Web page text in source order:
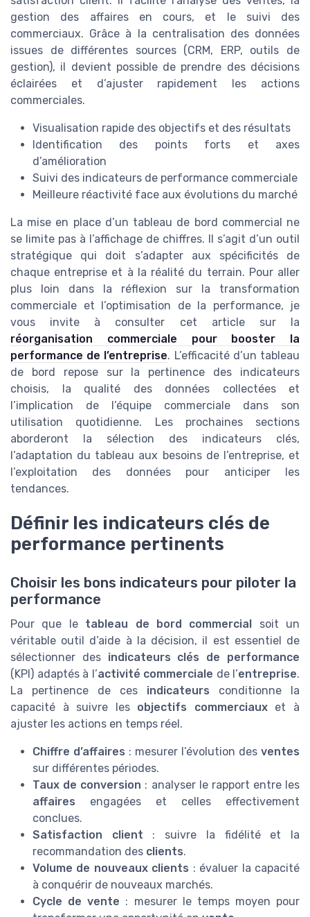
gestion des affaires en cours, et le suivi des
commerciaux. Grâce à la centralisation des données
issues de différentes sources (CRM, ERP, outils de
gestion), il devient possible de prendre des décisions
éclairées et d’ajuster rapidement les actions
commerciales.
Visualisation rapide des objectifs et des résultats
Identification des points forts et axes
d’amélioration
Suivi des indicateurs de performance commerciale
Meilleure réactivité face aux évolutions du marché
La mise en place d’un tableau de bord commercial ne
se limite pas à l’affichage de chiffres. Il s’agit d’un outil
stratégique qui doit s’adapter aux spécificités de
chaque entreprise et à la réalité du terrain. Pour aller
plus loin dans la réflexion sur la transformation
commerciale et l’optimisation de la performance, je
vous invite à consulter cet article sur la
réorganisation commerciale pour booster la
performance de l’entreprise. L’efficacité d’un tableau
de bord repose sur la pertinence des indicateurs
choisis, la qualité des données collectées et
l’implication de l’équipe commerciale dans son
utilisation quotidienne. Les prochaines sections
aborderont la sélection des indicateurs clés,
l’adaptation du tableau aux besoins de l’entreprise, et
l’exploitation des données pour anticiper les
tendances.
Définir les indicateurs clés de
performance pertinents
Choisir les bons indicateurs pour piloter la
performance
Pour que le tableau de bord commercial
soit un
véritable outil d’aide à la décision, il est essentiel de
sélectionner des indicateurs clés de performance
(KPI) adaptés à l’activité commerciale de l’entreprise.
La pertinence de ces indicateurs conditionne la
capacité à suivre les objectifs commerciauxet à
ajuster les actions en temps réel.
Chiffre d’affaires : mesurer l’évolution des ventes
sur différentes périodes.
Taux de conversion : analyser le rapport entre les
affaires engagées et celles effectivement
conclues.
Satisfaction client : suivre la fidélité et la
recommandation des clients.
Volume de nouveaux clients : évaluer la capacité
à conquérir de nouveaux marchés.
Cycle de vente : mesurer le temps moyen pour